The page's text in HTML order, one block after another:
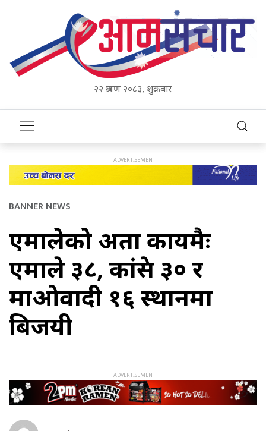
२२ श्रावण २०८३, शुक्रबार
BANNER NEWS
एमालेको अग्रता कायमैः
एमाले ३८, कांग्रेस ३० र
माओवादी १६ स्थानमा
बिजयी